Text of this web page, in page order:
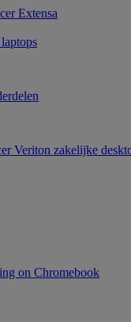
Extensa
Veriton zakelijke
on Chromebook